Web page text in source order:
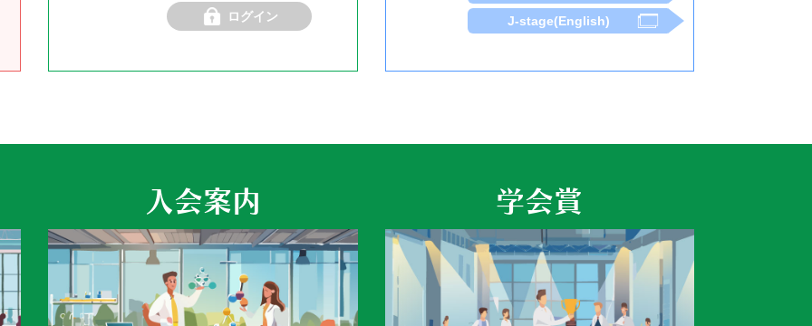
ログイン J-stage(English)
入会案内 学会賞